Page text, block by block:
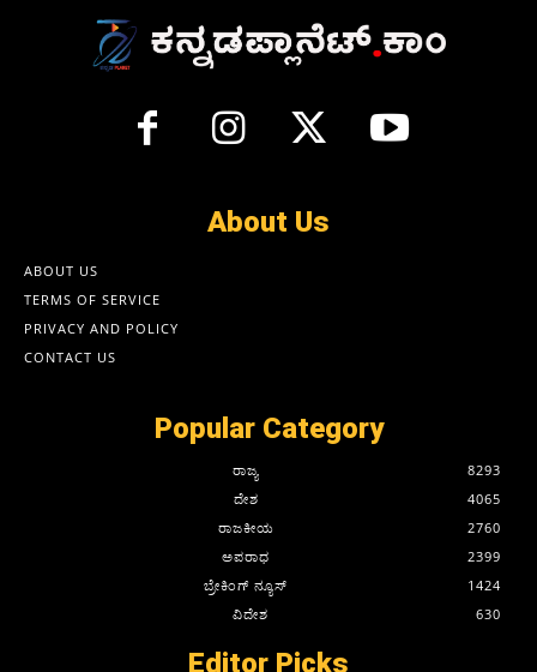
About Us
ABOUT US
TERMS OF SERVICE
PRIVACY AND POLICY
CONTACT US
Popular Category
ರಾಜ್ಯ
8293
ದೇಶ
4065
ರಾಜಕೀಯ
2760
ಅಪರಾಧ
2399
ಬ್ರೇಕಿಂಗ್ ನ್ಯೂಸ್
1424
ವಿದೇಶ
630
Editor Picks